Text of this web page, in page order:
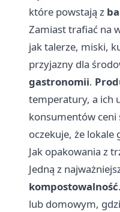
które powstają z
Zamiast trafiać na
jak talerze, miski,
przyjazny dla
gastronomii.
temperatury, a ich
konsumentów ceni
oczekuje, że
Jak opakowania z
Jedną z
kompostowalność
lub domowym,